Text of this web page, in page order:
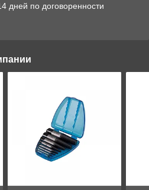
дней по договоренности